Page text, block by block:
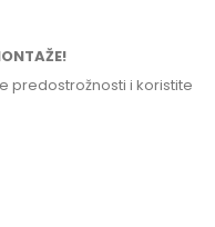
predostrožnosti i koristite